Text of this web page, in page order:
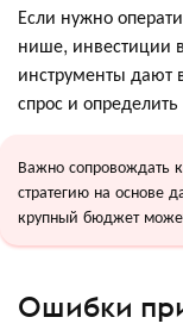
Если нужно
нише, инвестиции
инструменты дают
спрос и
Важно сопровождать
стратегию на основе
крупный бюджет
Ошибки